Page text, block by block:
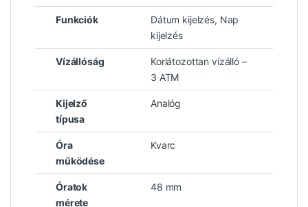
Funkciók
Dátum kijelzés, Nap
kijelzés
Vízállóság
Korlátozottan vízálló –
3 ATM
Kijelző
típusa
Analóg
Óra
működése
Kvarc
Óratok
mérete
48 mm